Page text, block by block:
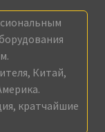
Китай,
кратчайшие